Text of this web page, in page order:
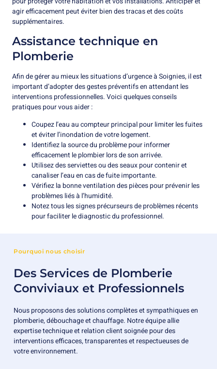
agir efficacement peut éviter bien des tracas et des coûts
supplémentaires.
Assistance technique en
Plomberie
Afin de gérer au mieux les situations d’urgence à Soignies, il est
important d’adopter des gestes préventifs en attendant les
interventions professionnelles. Voici quelques conseils
pratiques pour vous aider :
Coupez l’eau au compteur principal pour limiter les fuites
et éviter l’inondation de votre logement.
Identifiez la source du problème pour informer
efficacement le plombier lors de son arrivée.
Utilisez des serviettes ou des seaux pour contenir et
canaliser l’eau en cas de fuite importante.
Vérifiez la bonne ventilation des pièces pour prévenir les
problèmes liés à l’humidité.
Notez tous les signes précurseurs de problèmes récents
pour faciliter le diagnostic du professionnel.
Pourquoi nous choisir
Des Services de Plomberie
Conviviaux et Professionnels
Nous proposons des solutions complètes et sympathiques en
plomberie, débouchage et chauffage. Notre équipe allie
expertise technique et relation client soignée pour des
interventions efficaces, transparentes et respectueuses de
votre environnement.